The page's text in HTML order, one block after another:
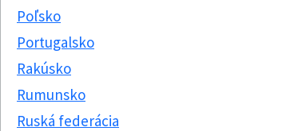
Poľsko
Portugalsko
Rakúsko
Rumunsko
Ruská federácia